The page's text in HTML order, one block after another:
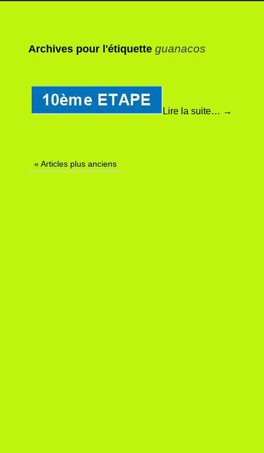
Archives pour l'étiquette guanacos
Lire la suite… →
« Articles plus anciens